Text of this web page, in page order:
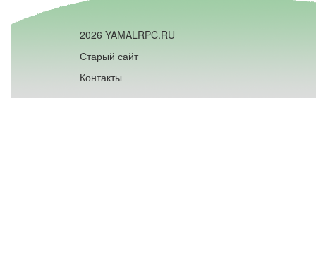
2026 YAMALRPC.RU
Старый сайт
Контакты